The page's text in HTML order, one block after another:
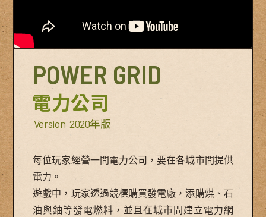
POWER GRID
電力公司
Version 2020年版
每位玩家經營一間電力公司，要在各城市間提供
電力。
遊戲中，玩家透過競標購買發電廠，添購煤、石
油與鈾等發電燃料，並且在城市間建立電力網